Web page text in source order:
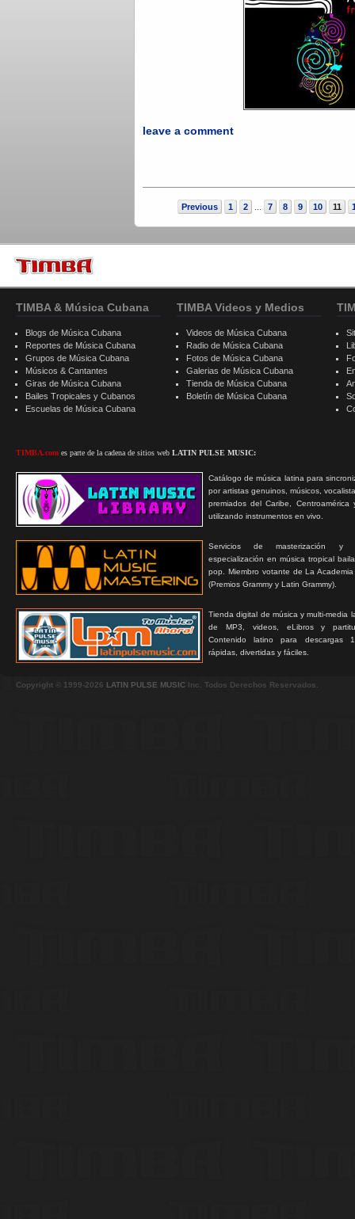
leave a comment
Previous 1 2 7 8 9 10 11
TIMBA & Música Cubana
Blogs de Música Cubana
Reportes de Música Cubana
Grupos de Música Cubana
Músicos & Cantantes
Giras de Música Cubana
Bailes Tropicales y Cubanos
Escuelas de Música Cubana
TIMBA.com es parte de la cadena de sitios web LATIN PULSE MUSIC:
Catálogo de música latina para
por artistas genuinos, músicos,
premiados del Caribe, Centroamérica
utilizando instrumentos en vivo.
Servicios de masterización y
especialización en música tropical
pop. Miembro votante de La
(Premios Grammy y Latin Grammy).
Tienda digital de música y multi-media
de MP3, videos, eLibros y
Contenido latino para descargas
rápidas, divertidas y fáciles.
TIMBA Videos y Medios
Videos de Música Cubana
Radio de Música Cubana
Fotos de Música Cubana
Galerias de Música Cubana
Tienda de Música Cubana
Boletín de Música Cubana
Copyright © 1999-2026 LATIN PULSE MUSIC Inc. Todos Derechos Reservados.